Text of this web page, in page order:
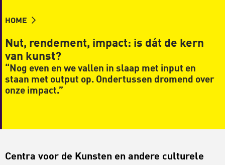
HOME
Nut, rendement, impact: is dát de kern
van kunst?
“Nog even en we vallen in slaap met input en
staan met output op. Ondertussen dromend over
onze impact.”
Centra voor de Kunsten en andere culturele